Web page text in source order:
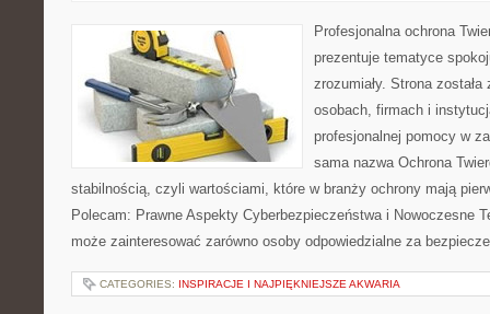
Profesjonalna ochrona
prezentuje tematyce
zrozumiały. Strona
osobach, firmach i
profesjonalnej pomocy w
sama nazwa Ochrona
stabilnością, czyli wartościami, które w branży ochrony mają
Polecam: Prawne Aspekty Cyberbezpieczeństwa i Nowoczesne
może zainteresować zarówno osoby odpowiedzialne za
CATEGORIES: INSPIRACJE I NAJPIĘKNIEJSZE AKWARIA